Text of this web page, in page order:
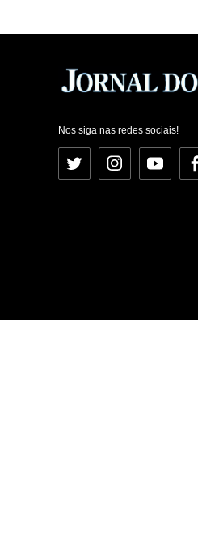
Nos siga nas redes sociais!
Twitter InstagramYouTube